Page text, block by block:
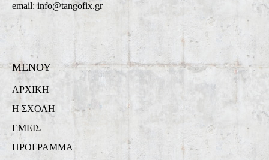
email: info@tangofix.gr
ΜΕΝΟΥ
ΑΡΧΙΚΗ
Η ΣΧΟΛΗ
ΕΜΕΙΣ
ΠΡΟΓΡΑΜΜΑ